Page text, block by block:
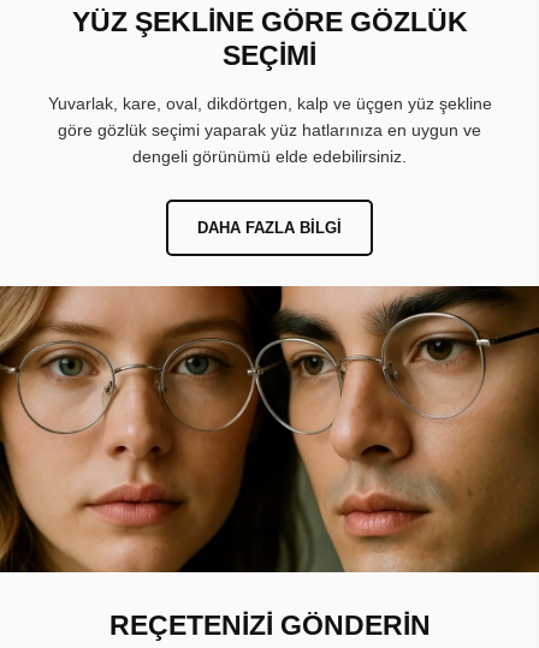
YÜZ ŞEKLİNE GÖRE GÖZLÜK
SEÇİMİ
Yuvarlak, kare, oval, dikdörtgen, kalp ve üçgen yüz şekline
göre gözlük seçimi yaparak yüz hatlarınıza en uygun ve
dengeli görünümü elde edebilirsiniz.
DAHA FAZLA BILGI
REÇETENİZİ GÖNDERİN